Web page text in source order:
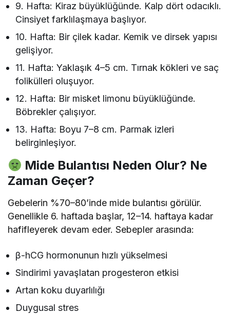
9. Hafta: Kiraz büyüklüğünde. Kalp dört odacıklı.
Cinsiyet farklılaşmaya başlıyor.
10. Hafta: Bir çilek kadar. Kemik ve dirsek yapısı
gelişiyor.
11. Hafta: Yaklaşık 4–5 cm. Tırnak kökleri ve saç
folikülleri oluşuyor.
12. Hafta: Bir misket limonu büyüklüğünde.
Böbrekler çalışıyor.
13. Hafta: Boyu 7–8 cm. Parmak izleri
belirginleşiyor.
Mide Bulantısı Neden Olur? Ne
Zaman Geçer?
Gebelerin %70–80’inde mide bulantısı görülür.
Genellikle 6. haftada başlar, 12–14. haftaya kadar
hafifleyerek devam eder. Sebepler arasında:
β-hCG hormonunun hızlı yükselmesi
Sindirimi yavaşlatan progesteron etkisi
Artan koku duyarlılığı
Duygusal stres